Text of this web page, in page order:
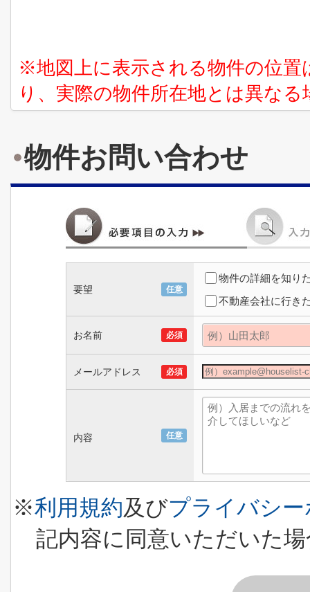
※地図上に表示される物件の位
り、実際の物件所在地とは異な
物件お問い合わせ
要望 任意
物件の詳細を知り
不動産会社に行き
お名前 必須
メールアドレス 必須
内容 任意
※利用規約及びプライバシ
記内容に同意いただいた